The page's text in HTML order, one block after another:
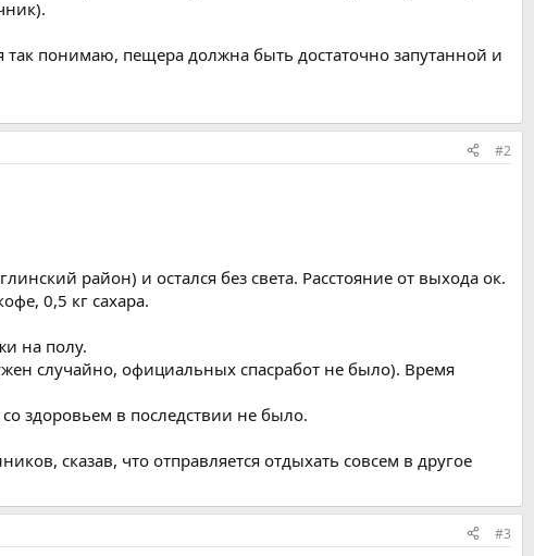
так понимаю, пещера должна быть достаточно запутанной и
#2
район) и остался без света. Расстояние от выхода ок.
0,5 кг сахара.
на полу.
случайно, официальных спасработ не было). Время
здоровьем в последствии не было.
сказав, что отправляется отдыхать совсем в другое
#3